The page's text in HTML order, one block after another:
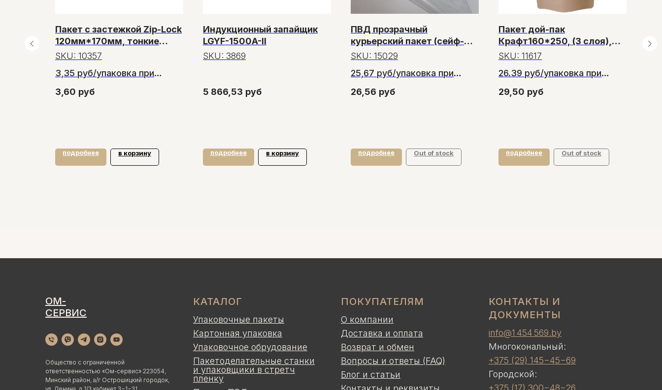
Пакет с застежкой Zip-Lock
120мм*170мм, тонкие
26микрон, 100 пакетов
SKU: 10357
3,35 руб/упаковка при
заказе от 120 упаковок
3,60 руб
подробнее в корзину
Индукционный запайщик
LGYF-1500A-II
SKU: 3869
5 866,53 руб
подробнее в корзину
ПВД прозрачный
курьерский пакет (сейф-
пакет) с клеевым
100штук в упаковке
SKU: 15029
25,67 руб/упаковка при
заказе от 25 упаковок
26,56 руб
подробнее Out of stock
Пакет дой-пак
Крафт160*250, (3 слоя),
50шт упаковка
SKU: 11617
26.39 руб/упаковка при
заказе от 20упаковок
29,50 руб
подробнее Out of stock
ОМ-
СЕРВИС
Общество с ограниченной
ответственностью «Ом-сервис» 223054,
Минский район, а/г Острошицкий городок,
КАТАЛОГ
Упаковочные пакеты
Картонная упаковка
Упаковочное обрудование
Пакетоделательные станки
и упаковщики в стретч
пленку
ПОКУПАТЕЛЯМ
О компании
Доставка и оплата
Возврат и обмен
Вопросы и ответы (FAQ)
Блог и статьи
КОНТАКТЫ И
ДОКУМЕНТЫ
info@1 454 569.by
Многокональный:
+375 (29) 145−45−69
Городской:
+375 (17) 300−48−26